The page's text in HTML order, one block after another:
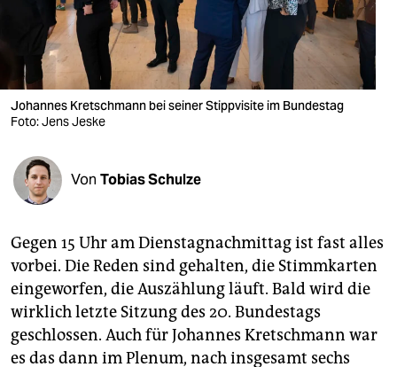
veranstaltungen
shop
fragen & hilfe
abo
epaper login
Johannes Kretschmann bei seiner Stippvisite im Bundestag
Foto: Jens Jeske
Von Tobias Schulze
Gegen 15 Uhr am Dienstagnachmittag ist fast alles
vorbei. Die Reden sind gehalten, die Stimmkarten
eingeworfen, die Auszählung läuft. Bald wird die
wirklich letzte Sitzung des 20. Bundestags
geschlossen. Auch für Johannes Kretschmann war
es das dann im Plenum, nach insgesamt sechs